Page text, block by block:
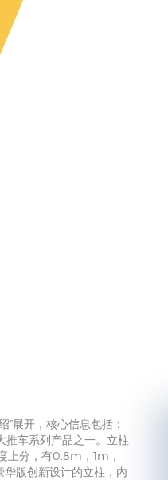
展开，核心信息包括：
车系列产品之一。立柱
上分，有0.8m，1m，
版创新设计的立柱，内